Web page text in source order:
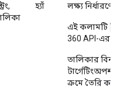
হ্যাঁ লক্ষ্য
এই কলামটি
360 API-এর
তালিকার
ক্রমে তৈরি করা